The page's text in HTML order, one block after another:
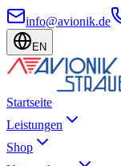
info@avionik.de
EN
Startseite
Leistungen
Shop